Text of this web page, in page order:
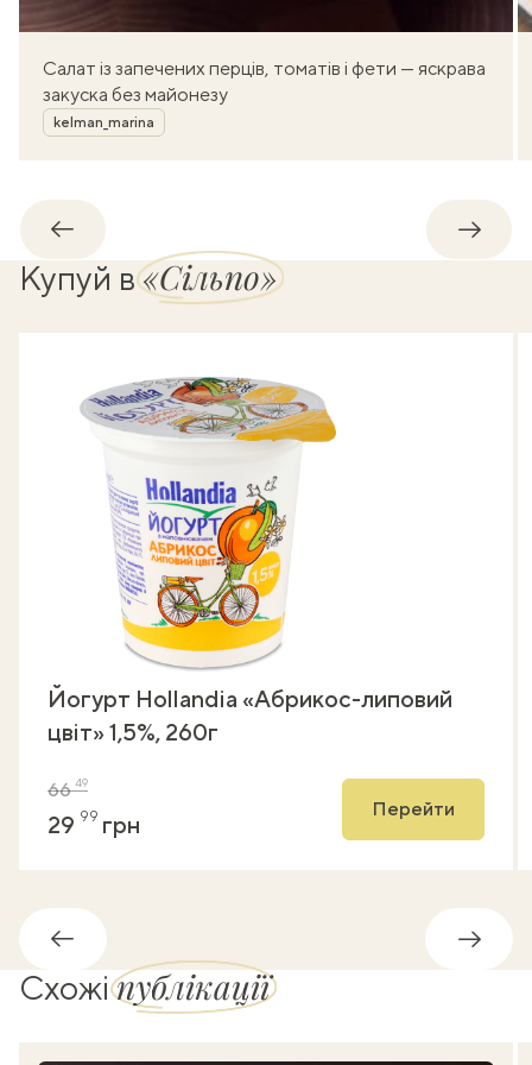
Салат із запечених перців, томатів і фети — яскрава
закуска без майонезу
Автор
kelman_marina
Назад
Купуй в«Сільпо»
Йогурт Hollandia «Абрикос-липовий
цвіт» 1,5%, 260г
6649
29 99 грн
Перейти
Назад
Схожіпублікації